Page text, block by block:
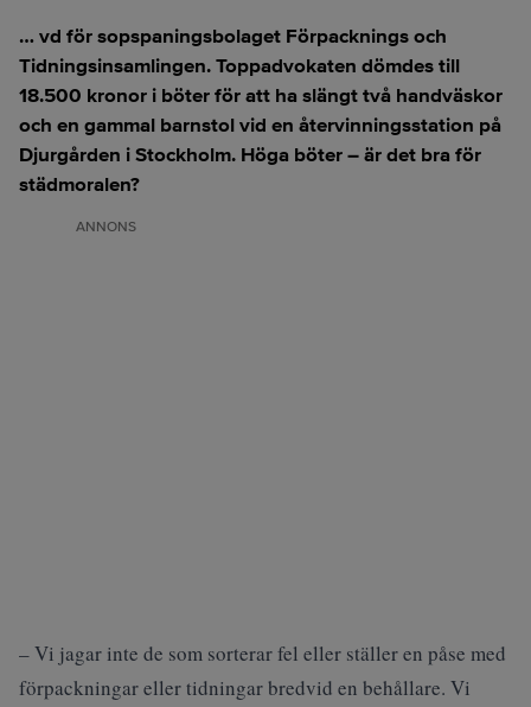
… vd för sopspaningsbolaget Förpacknings och
Tidningsinsamlingen. Toppadvokaten dömdes till
18.500 kronor i böter för att ha slängt två handväskor
och en gammal barnstol vid en återvinningsstation på
Djurgården i Stockholm. Höga böter – är det bra för
städmoralen?
ANNONS
– Vi jagar inte de som sorterar fel eller ställer en påse med
förpackningar eller tidningar bredvid en behållare. Vi